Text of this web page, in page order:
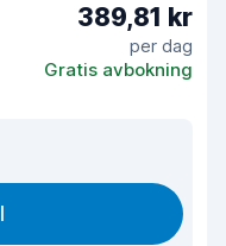
389,81 kr
per dag
Gratis avbokning